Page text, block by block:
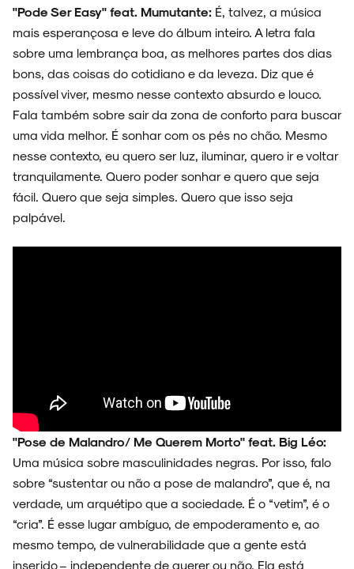
"Pode Ser Easy" feat. Mumutante: É, talvez, a música
mais esperançosa e leve do álbum inteiro. A letra fala
sobre uma lembrança boa, as melhores partes dos dias
bons, das coisas do cotidiano e da leveza. Diz que é
possível viver, mesmo nesse contexto absurdo e louco.
Fala também sobre sair da zona de conforto para buscar
uma vida melhor. É sonhar com os pés no chão. Mesmo
nesse contexto, eu quero ser luz, iluminar, quero ir e voltar
tranquilamente. Quero poder sonhar e quero que seja
fácil. Quero que seja simples. Quero que isso seja
palpável.
"Pose de Malandro/ Me Querem Morto" feat. Big Léo:
Uma música sobre masculinidades negras. Por isso, falo
sobre “sustentar ou não a pose de malandro”, que é, na
verdade, um arquétipo que a sociedade. É o “vetim”, é o
“cria”. É esse lugar ambíguo, de empoderamento e, ao
mesmo tempo, de vulnerabilidade que a gente está
inserido – independente de querer ou não. Ela está